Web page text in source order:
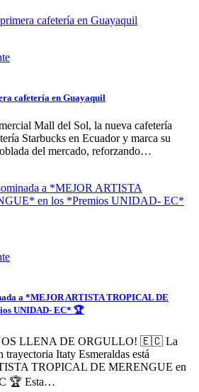
cafetería en Guayaquil
Mall del Sol, la nueva cafetería
Starbucks en Ecuador y marca su
del mercado, reforzando…
a *MEJOR ARTISTA TROPICAL DE
UNIDAD- EC* 🏆
LLENA DE ORGULLO! 🇪🇨 La
trayectoria Itaty Esmeraldas está
TROPICAL DE MERENGUE en
🏆 Esta…